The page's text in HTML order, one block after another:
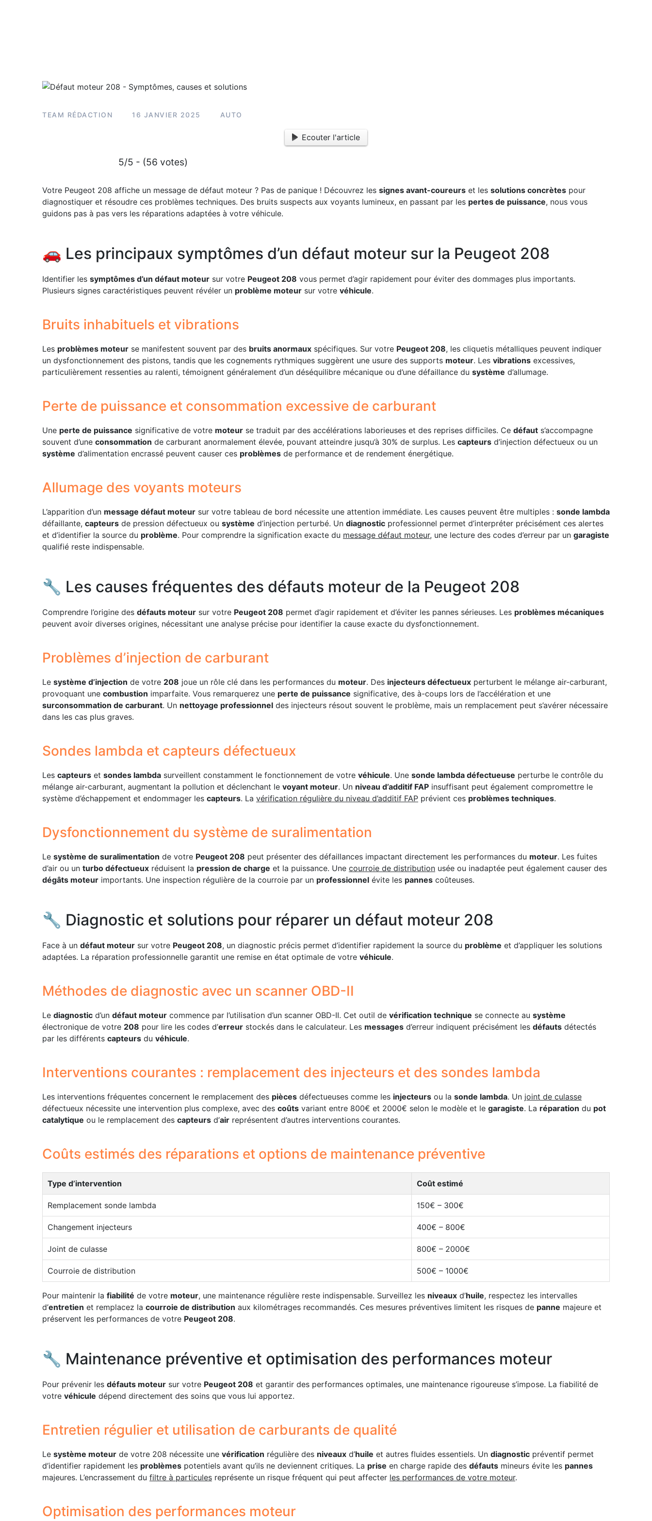
TEAM RÉDACTION 16 JANVIER 2025 AUTO
Ecouter l'article
5/5 - (56 votes)
Votre Peugeot 208 affiche un message de défaut moteur ? Pas de panique ! Découvrez les signes avant-coureurs et les solutions concrètes pour
diagnostiquer et résoudre ces problèmes techniques. Des bruits suspects aux voyants lumineux, en passant par les pertes de puissance, nous vous
guidons pas à pas vers les réparations adaptées à votre véhicule.
🚗 Les principaux symptômes d’un défaut moteur sur la Peugeot 208
Identifier les symptômes d’un défaut moteur sur votre Peugeot 208 vous permet d’agir rapidement pour éviter des dommages plus importants.
Plusieurs signes caractéristiques peuvent révéler un problème moteur sur votre véhicule.
Bruits inhabituels et vibrations
Les problèmes moteur se manifestent souvent par des bruits anormaux spécifiques. Sur votre Peugeot 208, les cliquetis métalliques peuvent indiquer
un dysfonctionnement des pistons, tandis que les cognements rythmiques suggèrent une usure des supports moteur. Les vibrations excessives,
particulièrement ressenties au ralenti, témoignent généralement d’un déséquilibre mécanique ou d’une défaillance du système d’allumage.
Perte de puissance et consommation excessive de carburant
Une perte de puissance significative de votre moteur se traduit par des accélérations laborieuses et des reprises difficiles. Ce défaut s’accompagne
souvent d’une consommation de carburant anormalement élevée, pouvant atteindre jusqu’à 30% de surplus. Les capteurs d’injection défectueux ou un
système d’alimentation encrassé peuvent causer ces problèmes de performance et de rendement énergétique.
Allumage des voyants moteurs
L’apparition d’un message défaut moteur sur votre tableau de bord nécessite une attention immédiate. Les causes peuvent être multiples : sonde lambda
défaillante, capteurs de pression défectueux ou système d’injection perturbé. Un diagnostic professionnel permet d’interpréter précisément ces alertes
et d’identifier la source du problème. Pour comprendre la signification exacte du message défaut moteur, une lecture des codes d’erreur par un garagiste
qualifié reste indispensable.
🔧 Les causes fréquentes des défauts moteur de la Peugeot 208
Comprendre l’origine des défauts moteur sur votre Peugeot 208 permet d’agir rapidement et d’éviter les pannes sérieuses. Les problèmes mécaniques
peuvent avoir diverses origines, nécessitant une analyse précise pour identifier la cause exacte du dysfonctionnement.
Problèmes d’injection de carburant
Le système d’injection de votre 208 joue un rôle clé dans les performances du moteur. Des injecteurs défectueux perturbent le mélange air-carburant,
provoquant une combustion imparfaite. Vous remarquerez une perte de puissance significative, des à-coups lors de l’accélération et une
surconsommation de carburant. Un nettoyage professionnel des injecteurs résout souvent le problème, mais un remplacement peut s’avérer nécessaire
dans les cas plus graves.
Sondes lambda et capteurs défectueux
Les capteurs et sondes lambda surveillent constamment le fonctionnement de votre véhicule. Une sonde lambda défectueuse perturbe le contrôle du
mélange air-carburant, augmentant la pollution et déclenchant le voyant moteur. Un niveau d’additif FAP insuffisant peut également compromettre le
système d’échappement et endommager les capteurs. La vérification régulière du niveau d’additif FAP prévient ces problèmes techniques.
Dysfonctionnement du système de suralimentation
Le système de suralimentation de votre Peugeot 208 peut présenter des défaillances impactant directement les performances du moteur. Les fuites
d’air ou un turbo défectueux réduisent la pression de charge et la puissance. Une courroie de distribution usée ou inadaptée peut également causer des
dégâts moteur importants. Une inspection régulière de la courroie par un professionnel évite les pannes coûteuses.
🔧 Diagnostic et solutions pour réparer un défaut moteur 208
Face à un défaut moteur sur votre Peugeot 208, un diagnostic précis permet d’identifier rapidement la source du problème et d’appliquer les solutions
adaptées. La réparation professionnelle garantit une remise en état optimale de votre véhicule.
Méthodes de diagnostic avec un scanner OBD-II
Le diagnostic d’un défaut moteur commence par l’utilisation d’un scanner OBD-II. Cet outil de vérification technique se connecte au système
électronique de votre 208 pour lire les codes d’erreur stockés dans le calculateur. Les messages d’erreur indiquent précisément les défauts détectés
par les différents capteurs du véhicule.
Interventions courantes : remplacement des injecteurs et des sondes lambda
Les interventions fréquentes concernent le remplacement des pièces défectueuses comme les injecteurs ou la sonde lambda. Un joint de culasse
défectueux nécessite une intervention plus complexe, avec des coûts variant entre 800€ et 2000€ selon le modèle et le garagiste. La réparation du pot
catalytique ou le remplacement des capteurs d’air représentent d’autres interventions courantes.
Coûts estimés des réparations et options de maintenance préventive
Type d’intervention Coût estimé
Remplacement sonde lambda 150€ – 300€
Changement injecteurs 400€ – 800€
Joint de culasse 800€ – 2000€
Courroie de distribution 500€ – 1000€
Pour maintenir la fiabilité de votre moteur, une maintenance régulière reste indispensable. Surveillez les niveaux d’huile, respectez les intervalles
d’entretien et remplacez la courroie de distribution aux kilométrages recommandés. Ces mesures préventives limitent les risques de panne majeure et
préservent les performances de votre Peugeot 208.
🔧 Maintenance préventive et optimisation des performances moteur
Pour prévenir les défauts moteur sur votre Peugeot 208 et garantir des performances optimales, une maintenance rigoureuse s’impose. La fiabilité de
votre véhicule dépend directement des soins que vous lui apportez.
Entretien régulier et utilisation de carburants de qualité
Le système moteur de votre 208 nécessite une vérification régulière des niveaux d’huile et autres fluides essentiels. Un diagnostic préventif permet
d’identifier rapidement les problèmes potentiels avant qu’ils ne deviennent critiques. La prise en charge rapide des défauts mineurs évite les pannes
majeures. L’encrassement du filtre à particules représente un risque fréquent qui peut affecter les performances de votre moteur.
Optimisation des performances moteur